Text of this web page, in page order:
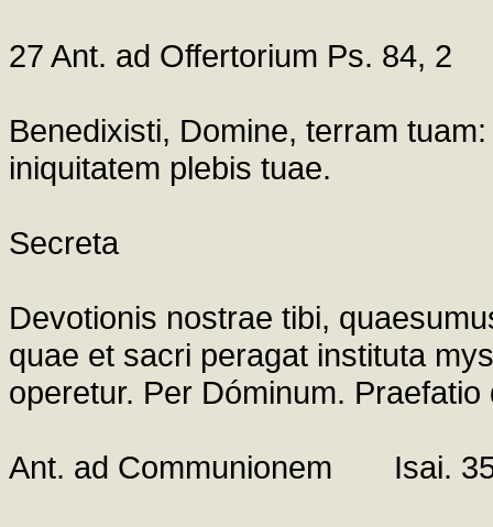
27 Ant. ad Offertorium Ps. 84, 2
Benedixisti, Domine, terram
iniquitatem plebis tuae.
Secreta
Devotionis nostrae tibi,
quae et sacri peragat instituta
operetur. Per Dóminum.
Ant. ad Communionem Isai.